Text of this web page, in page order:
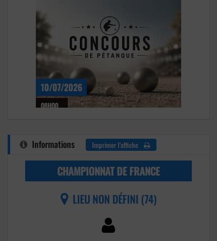
10/07/2026
08H00
Informations Imprimer l'affiche
CHAMPIONNAT DE FRANCE
LIEU NON DÉFINI (74)